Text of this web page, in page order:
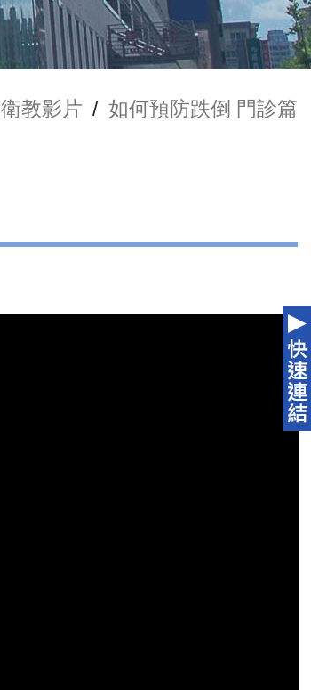
衛教影片 / 如何預防跌倒 門診篇